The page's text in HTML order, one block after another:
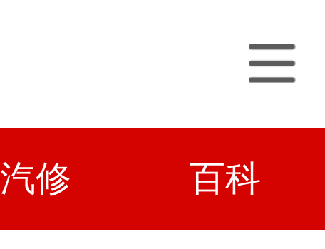
汽修 百科